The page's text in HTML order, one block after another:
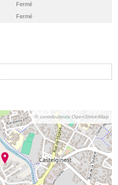
Fermé
Fermé
© contributeurs OpenStreetMap